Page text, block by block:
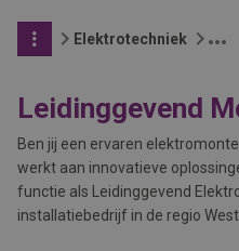
Elektrotechniek
Leidinggevend
Ben jij een ervaren
werkt aan innovatieve
functie als Leidinggevend
installatiebedrijf in de regio